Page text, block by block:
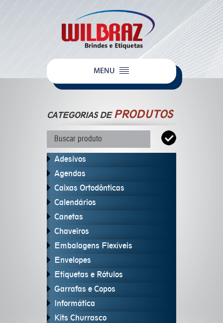
CATEGORIAS DE PRODUTOS
Adesivos
Agendas
Caixas Ortodônticas
Calendários
Canetas
Chaveiros
Embalagens Flexíveis
Envelopes
Etiquetas e Rótulos
Garrafas e Copos
Informática
Kits Churrasco